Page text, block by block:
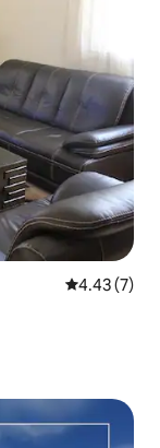
平均评分
4.43 (7)